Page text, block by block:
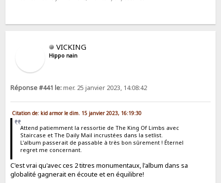
VICKING
Hippo nain
Réponse #441 le:mer. 25 janvier 2023, 14:08:42
Citation de: kid armor le dim. 15 janvier 2023, 16:19:30
Attend patiemment la ressortie de The King Of Limbs avec
Staircase et The Daily Mail incrustées dans la setlist.
L'album passerait de passable à très bon sûrement ! Éternel
regret me concernant.
C'est vrai qu'avec ces 2 titres monumentaux, l'album dans sa
globalité gagnerait en écoute et en équilibre!